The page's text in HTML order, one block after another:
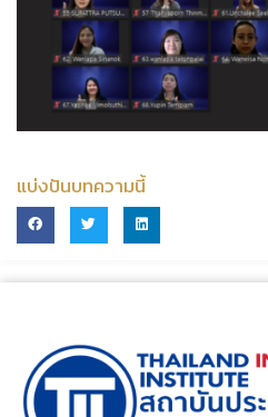
แบ่งปันบทความนี้